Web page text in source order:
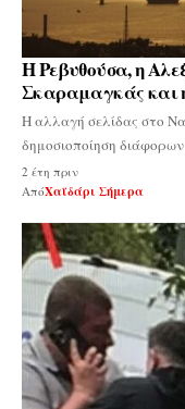
Η Ρεβυθούσα, η
Σκαραμαγκάς και
Η αλλαγή σελίδας στο
δημοσιοποίηση
2 έτη πριν
ΑπόΧαϊδάρι Σήμερα